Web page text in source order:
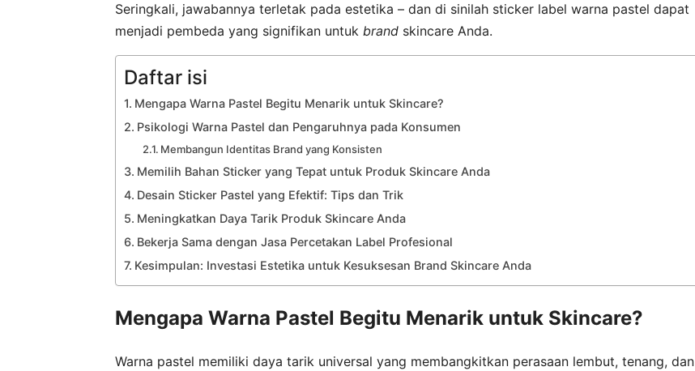
Seringkali, jawabannya terletak pada estetika – dan di sinilah sticker label warna pastel dapat
menjadi pembeda yang signifikan untuk brand skincare Anda.
Daftar isi
Mengapa Warna Pastel Begitu Menarik untuk Skincare?
Psikologi Warna Pastel dan Pengaruhnya pada Konsumen
Membangun Identitas Brand yang Konsisten
Memilih Bahan Sticker yang Tepat untuk Produk Skincare Anda
Desain Sticker Pastel yang Efektif: Tips dan Trik
Meningkatkan Daya Tarik Produk Skincare Anda
Bekerja Sama dengan Jasa Percetakan Label Profesional
Kesimpulan: Investasi Estetika untuk Kesuksesan Brand Skincare Anda
Mengapa Warna Pastel Begitu Menarik untuk Skincare?
Warna pastel memiliki daya tarik universal yang membangkitkan perasaan lembut, tenang, dan